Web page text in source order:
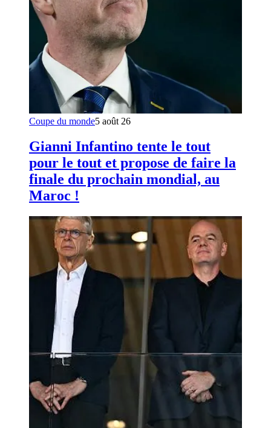
Coupe du monde5 août 26
Gianni Infantino tente le tout
pour le tout et propose de faire la
finale du prochain mondial, au
Maroc !